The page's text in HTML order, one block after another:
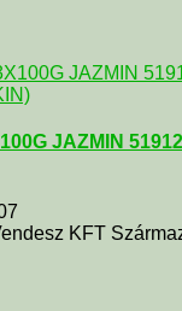
JAZMIN
KFT